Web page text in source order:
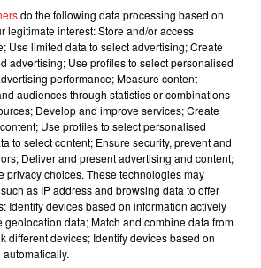
POUR HOMICIDE
COURS, APRÈS LA...
éléments, le logement servait
do the following data processing based on
legitimate interest: Store and/or access
Use limited data to select advertising; Create
advertising; Use profiles to select personalised
performance; Measure content
audiences through statistics or combinations
Develop and improve services; Create
Use profiles to select personalised
to select content; Ensure security, prevent and
Deliver and present advertising and content;
privacy choices. These technologies may
as IP address and browsing data to offer
Identify devices based on information actively
geolocation data; Match and combine data from
different devices; Identify devices based on